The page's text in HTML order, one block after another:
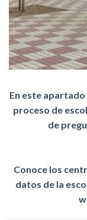
En este
proceso de
de
Conoce los
datos de la